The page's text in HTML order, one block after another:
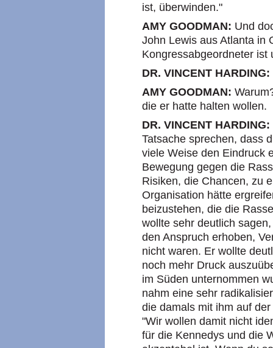
ist, überwinden."
AMY GOODMAN: Und
John Lewis aus Atlanta in
Kongressabgeordneter ist
DR. VINCENT HARDING:
AMY GOODMAN:
die er hatte halten wollen.
DR. VINCENT HARDING:
Tatsache sprechen, dass
viele Weise den Eindruck
Bewegung gegen die
Risiken, die Chancen, zu
Organisation hätte
beizustehen, die die
wollte sehr deutlich
den Anspruch erhoben,
nicht waren. Er wollte
noch mehr Druck
im Süden unternommen
nahm eine sehr
die damals mit ihm auf
"Wir wollen damit nicht
für die Kennedys und die